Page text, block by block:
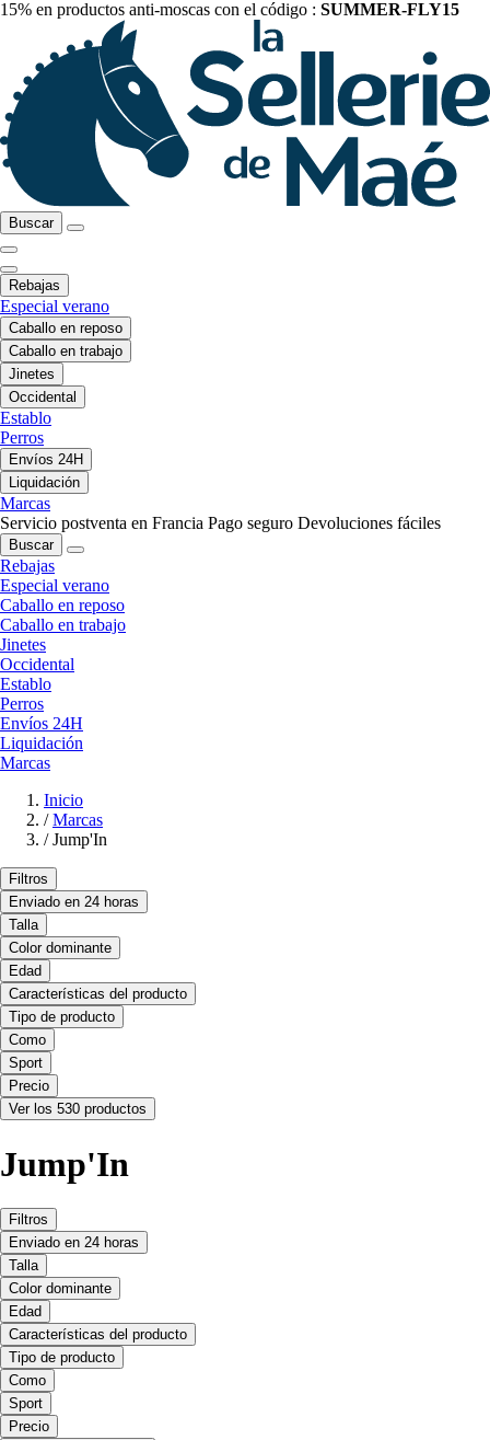
15% en productos anti-moscas con el código : SUMMER-FLY15
Buscar
Rebajas
Especial verano
Caballo en reposo
Caballo en trabajo
Jinetes
Occidental
Establo
Perros
Envíos 24H
Liquidación
Marcas
Servicio postventa en Francia Pago seguro Devoluciones fáciles
Buscar
Rebajas
Especial verano
Caballo en reposo
Caballo en trabajo
Jinetes
Occidental
Establo
Perros
Envíos 24H
Liquidación
Marcas
Inicio
/ Marcas
/ Jump'In
Filtros
Enviado en 24 horas
Talla
Color dominante
Edad
Características del producto
Tipo de producto
Como
Sport
Precio
Ver los 530 productos
Jump'In
Filtros
Enviado en 24 horas
Talla
Color dominante
Edad
Características del producto
Tipo de producto
Como
Sport
Precio